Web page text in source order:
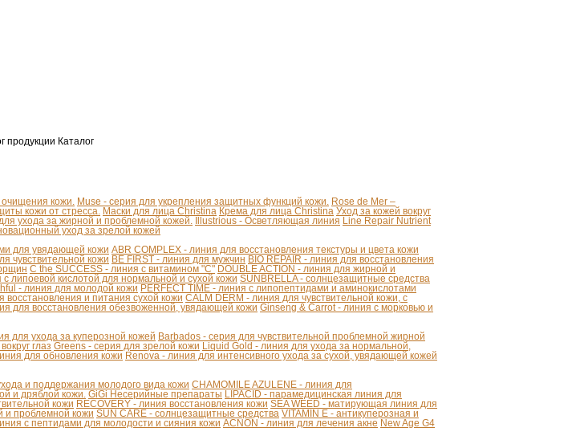
продукции Каталог
кожи. Muse - серия для укрепления защитных функций кожи. Rose de Mer –
кожи от стресса. Маски для лица Christina Крема для лица Christina Уход за кожей вокруг
ухода за жирной и проблемной кожей. Illustrious - Осветляющая линия Line Repair Nutrient
уход за зрелой кожей
для увядающей кожи ABR COMPLEX - линия для восстановления текстуры и цвета кожи
чувствительной кожи BE FIRST - линия для мужчин BIO REPAIR - линия для восстановления
C the SUCCESS - линия с витамином "С" DOUBLE ACTION - линия для жирной и
липоевой кислотой для нормальной и сухой кожи SUNBRELLA - солнцезащитные средства
- линия для молодой кожи PERFECT TIME - линия с липопептидами и аминокислотами
восстановления и питания сухой кожи CALM DERM - линия для чувствительной кожи, с
для восстановления обезвоженной, увядающей кожи Ginseng & Carrot - линия с морковью и
для ухода за куперозной кожей Barbados - серия для чувствительной проблемной жирной
глаз Greens - серия для зрелой кожи Liquid Gold - линия для ухода за нормальной,
для обновления кожи Renova - линия для интенсивного ухода за сухой, увядающей кожей
и поддержания молодого вида кожи CHAMOMILE AZULENE - линия для
и дряблой кожи. GiGi Несерийные препараты LIPACID - парамедицинская линия для
кожи RECOVERY - линия восстановления кожи SEA WEED - матирующая линия для
и проблемной кожи SUN CARE - солнцезащитные средства VITAMIN E - антикуперозная и
с пептидами для молодости и сияния кожи ACNON - линия для лечения акне New Age G4